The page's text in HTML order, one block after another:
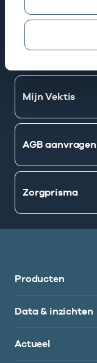
Snel naar
AGB zoeken
Mijn Vektis
AGB aanvragen
Zorgprisma
Producten
Data & inzichten
Actueel